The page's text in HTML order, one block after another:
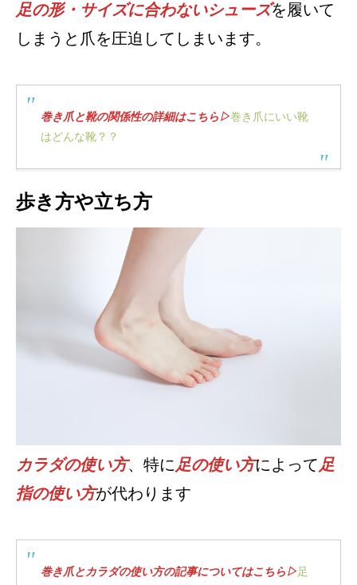
足の形・サイズに合わないシューズを履いて
しまうと爪を圧迫してしまいます。
巻き爪と靴の関係性の詳細はこちら▷巻き爪にいい靴
はどんな靴？？
歩き方や立ち方
カラダの使い方、特に足の使い方によって足
指の使い方が代わります
巻き爪とカラダの使い方の記事についてはこちら▷足